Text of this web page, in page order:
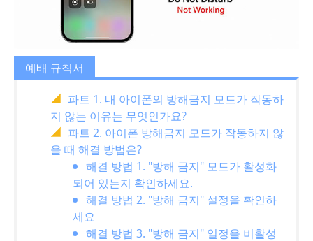
예배 규칙서
파트 1. 내 아이폰의 방해금지 모드가 작동하
지 않는 이유는 무엇인가요?
파트 2. 아이폰 방해금지 모드가 작동하지 않
을 때 해결 방법은?
해결 방법 1. "방해 금지" 모드가 활성화
되어 있는지 확인하세요.
해결 방법 2. "방해 금지" 설정을 확인하
세요
해결 방법 3. "방해 금지" 일정을 비활성